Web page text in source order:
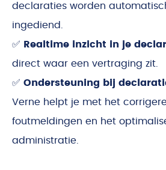
declaraties worden
ingediend.
✅ Realtime inzicht in je
direct waar een vertraging zit.
✅ Ondersteuning bij
Verne helpt je met het
foutmeldingen en het
administratie.